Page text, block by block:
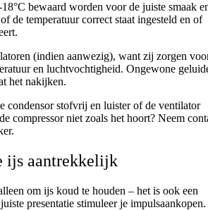
bewaard worden voor de juiste smaak
de temperatuur correct staat ingesteld en of
(indien aanwezig), want zij zorgen
en luchtvochtigheid. Ongewone
het nakijken.
condensor stofvrij en luister of de ventilator
compressor niet zoals het hoort? Neem
ijs aantrekkelijk
om ijs koud te houden – het is ook een
presentatie stimuleer je impulsaankopen.